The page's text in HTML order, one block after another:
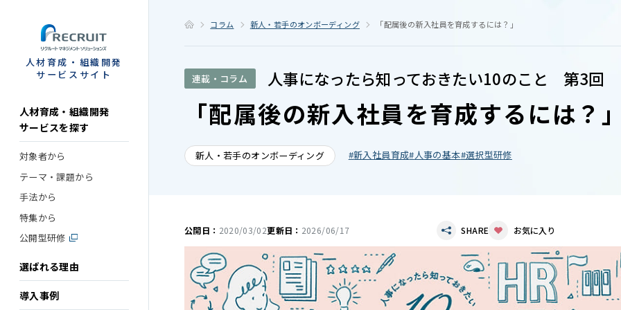
人材育成・組織開発
サービスサイト
人材育成・組織開発
サービスを探す
対象者から
テーマ・課題から
手法から
特集から
公開型研修
選ばれる理由
導入事例
コラム 新人・若手のオンボーディング 「配属後の新入社員を育成するには？」
連載・コラム 人事になったら知っておきたい10のこと 第3回
「配属後の新入社員を育成するには？
新人・若手のオンボーディング 新入社員育成 人事の基本 選択型研修
公開日： 2020/03/02更新日： 2026/06/17 SHARE お気に入り